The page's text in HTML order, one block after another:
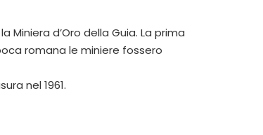
d’Oro della Guia. La prima
romana le miniere fossero
nel 1961.